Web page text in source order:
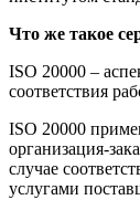
Что же такое
ISO 20000 –
соответствия
ISO 20000
организация-
случае
услугами